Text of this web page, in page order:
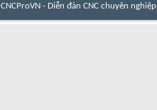
CNCProVN - Diễn đàn CNC chuyên nghiệp